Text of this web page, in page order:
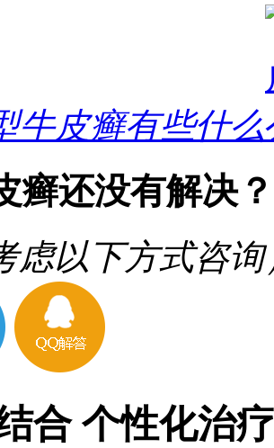
牛皮癣有些什么
癣还没有解决？
虑以下方式咨询
合 个性化治